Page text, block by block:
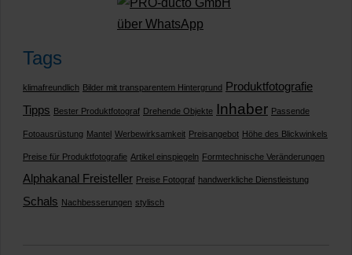
Tags
klimafreundlich Bilder mit transparentem Hintergrund Produktfotografie
Tipps Bester Produktfotograf Drehende Objekte Inhaber Passende
Fotoausrüstung Mantel Werbewirksamkeit Preisangebot Höhe des Blickwinkels
Preise für Produktfotografie Artikel einspiegeln Formtechnische Veränderungen
Alphakanal Freisteller Preise Fotograf handwerkliche Dienstleistung
Schals Nachbesserungen stylisch